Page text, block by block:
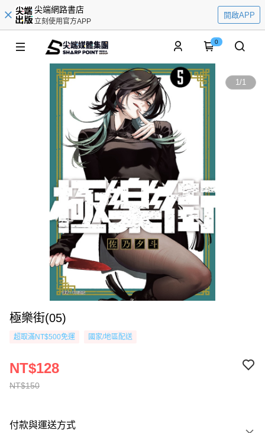
尖端網路書店
立刻使用官方APP
開啟APP
0
1/1
極樂街(05)
超取滿NT$500免運 國家/地區配送
NT$150
NT$128
付款與運送方式